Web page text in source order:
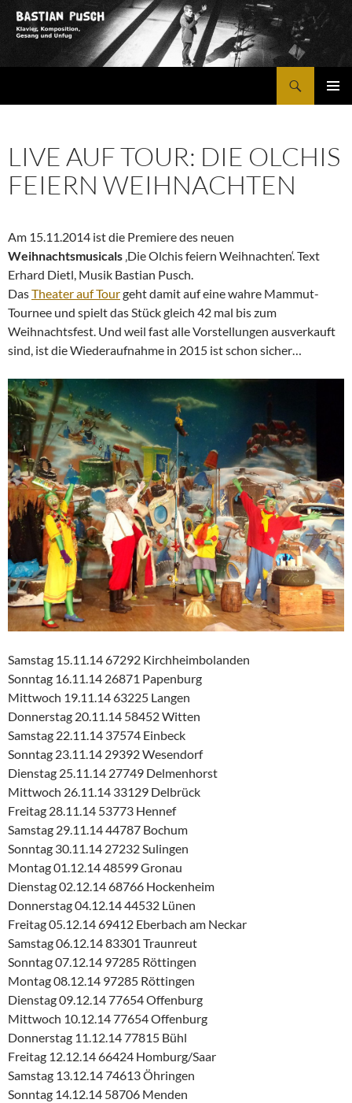
Zum
Inhalt
LIVE AUF TOUR: DIE OLCHIS
FEIERN WEIHNACHTEN
Am 15.11.2014 ist die Premiere des neuen
Weihnachtsmusicals ‚Die Olchis feiern Weihnachten‘. Text
Erhard Dietl, Musik Bastian Pusch.
DasTheater auf Tourgeht damit auf eine wahre Mammut-
Tournee und spielt das Stück gleich 42 mal bis zum
Weihnachtsfest. Und weil fast alle Vorstellungen ausverkauft
sind, ist die Wiederaufnahme in 2015 ist schon sicher…
Samstag 15.11.14 67292 Kirchheimbolanden
Sonntag 16.11.14 26871 Papenburg
Mittwoch 19.11.14 63225 Langen
Donnerstag 20.11.14 58452 Witten
Samstag 22.11.14 37574 Einbeck
Sonntag 23.11.14 29392 Wesendorf
Dienstag 25.11.14 27749 Delmenhorst
Mittwoch 26.11.14 33129 Delbrück
Freitag 28.11.14 53773 Hennef
Samstag 29.11.14 44787 Bochum
Sonntag 30.11.14 27232 Sulingen
Montag 01.12.14 48599 Gronau
Dienstag 02.12.14 68766 Hockenheim
Donnerstag 04.12.14 44532 Lünen
Freitag 05.12.14 69412 Eberbach am Neckar
Samstag 06.12.14 83301 Traunreut
Sonntag 07.12.14 97285 Röttingen
Montag 08.12.14 97285 Röttingen
Dienstag 09.12.14 77654 Offenburg
Mittwoch 10.12.14 77654 Offenburg
Donnerstag 11.12.14 77815 Bühl
Freitag 12.12.14 66424 Homburg/Saar
Samstag 13.12.14 74613 Öhringen
Sonntag 14.12.14 58706 Menden